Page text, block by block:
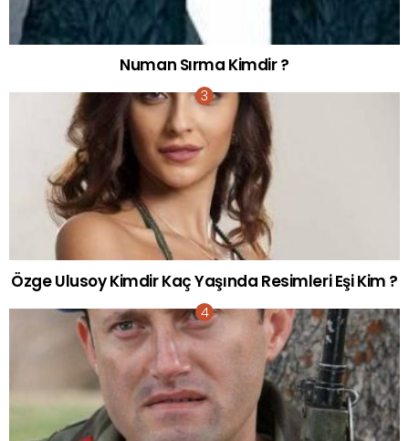
Numan Sırma Kimdir ?
Özge Ulusoy Kimdir Kaç Yaşında Resimleri Eşi Kim ?